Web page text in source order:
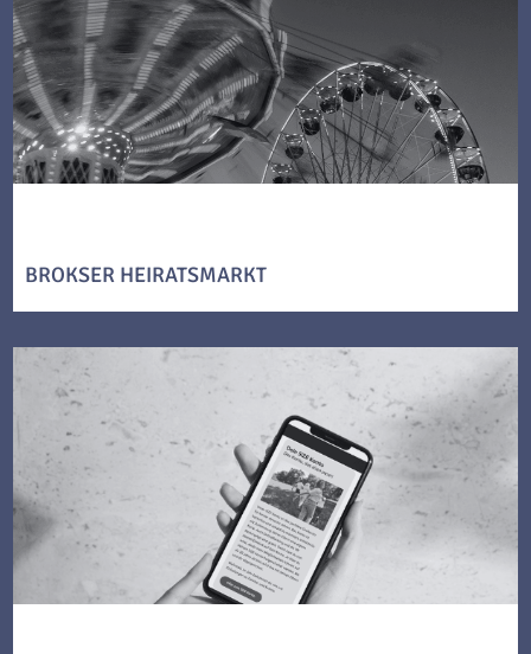
BROKSER HEIRATSMARKT